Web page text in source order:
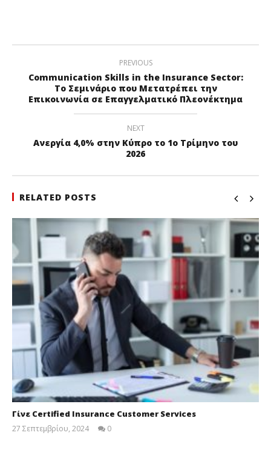
PREVIOUS
Communication Skills in the Insurance Sector:
Το Σεμινάριο που Μετατρέπει την
Επικοινωνία σε Επαγγελματικό Πλεονέκτημα
NEXT
Ανεργία 4,0% στην Κύπρο το 1ο Τρίμηνο του
2026
RELATED POSTS
Γίνε Certified Insurance Customer Services
27 Σεπτεμβρίου, 2024
0